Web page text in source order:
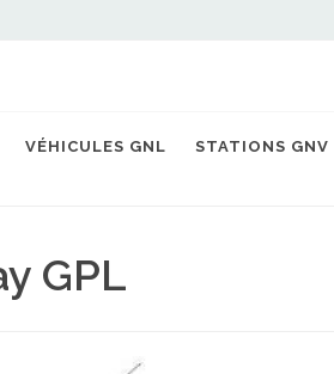
VÉHICULES GNL STATIONS GNV
GPL